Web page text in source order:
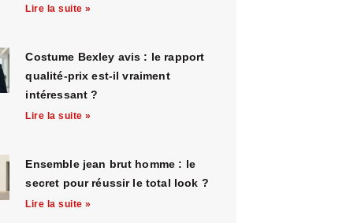
Lire la suite »
Costume Bexley avis : le rapport
qualité-prix est-il vraiment
intéressant ?
Lire la suite »
Ensemble jean brut homme : le
secret pour réussir le total look ?
Lire la suite »